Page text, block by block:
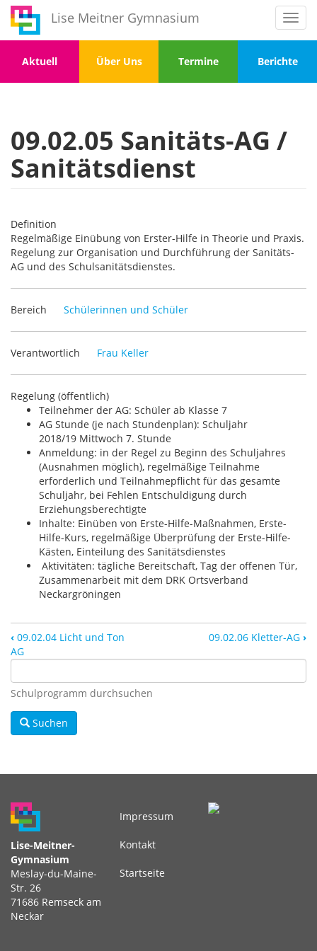
Direkt
zum
Inhalt
Lise Meitner Gymnasium
Menu
1
Aktuell
Menu
2
Über Uns
Menu
3
Termine
Menu
4
Berichte
09.02.05 Sanitäts-AG /
Sanitätsdienst
Definition
Regelmäßige Einübung von Erster-Hilfe in Theorie und Praxis.
Regelung zur Organisation und Durchführung der Sanitäts-
AG und des Schulsanitätsdienstes.
Bereich Schülerinnen und Schüler
Verantwortlich Frau Keller
Regelung (öffentlich)
Teilnehmer der AG: Schüler ab Klasse 7
AG Stunde (je nach Stundenplan): Schuljahr
2018/19 Mittwoch 7. Stunde
Anmeldung: in der Regel zu Beginn des Schuljahres
(Ausnahmen möglich), regelmäßige Teilnahme
erforderlich und Teilnahmepflicht für das gesamte
Schuljahr, bei Fehlen Entschuldigung durch
Erziehungsberechtigte
Inhalte: Einüben von Erste-Hilfe-Maßnahmen, Erste-
Hilfe-Kurs, regelmäßige Überprüfung der Erste-Hilfe-
Kästen, Einteilung des Sanitätsdienstes
Aktivitäten: tägliche Bereitschaft, Tag der offenen Tür,
Zusammenarbeit mit dem DRK Ortsverband
Neckargröningen
‹ 09.02.04 Licht und Ton
AG
09.02.06 Kletter-AG ›
Schulprogramm durchsuchen
Suchen
Lise-Meitner-
Gymnasium
Meslay-du-Maine-
Str. 26
71686 Remseck am
Neckar
Fußbereichsmenü
Impressum
Kontakt
Startseite